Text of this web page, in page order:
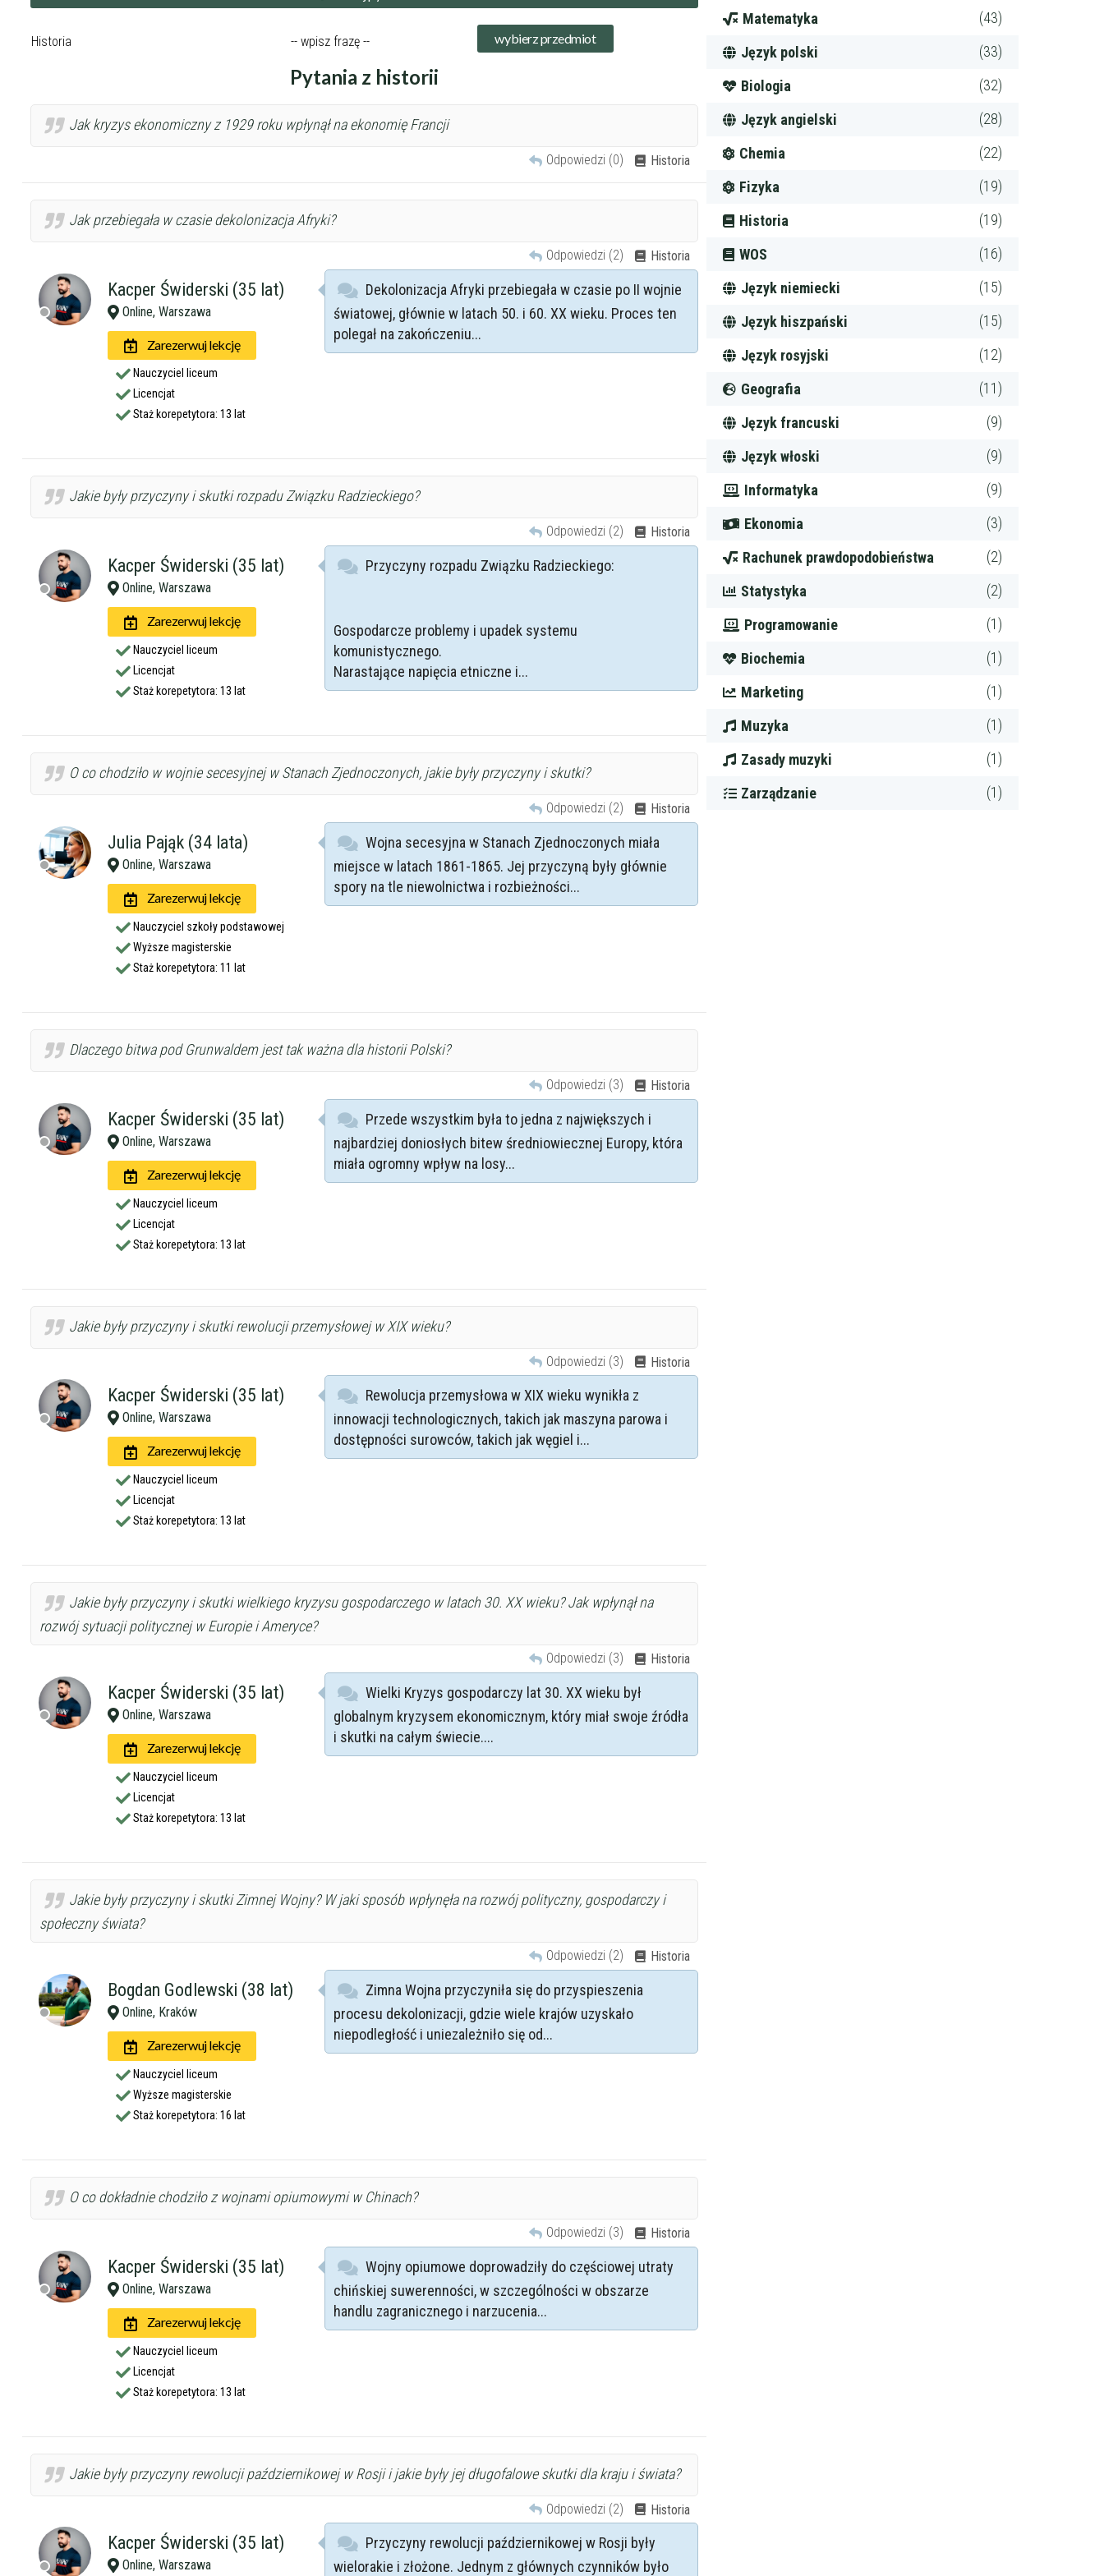
Filtry
zł/60min.
darmowa lekcja próbna
kalendarz korepetycji
prace pisemne (pomoc)
Staż korepetytora
Wiek korepetytora
Płeć korepetytora
Pytania z historii
Jak kryzys ekonomiczny z 1929 roku wpłynął na ekonomię Francji
Odpowiedzi (0) Historia
Jak przebiegała w czasie dekolonizacja Afryki?
Odpowiedzi (2) Historia
Kacper Świderski (35 lat)
Online, Warszawa
Zarezerwuj lekcję
Nauczyciel liceum
Licencjat
Staż korepetytora: 13 lat
Dekolonizacja Afryki przebiegała w czasie po II wojnie
światowej, głównie w latach 50. i 60. XX wieku. Proces ten
polegał na zakończeniu...
Jakie były przyczyny i skutki rozpadu Związku Radzieckiego?
Odpowiedzi (2) Historia
Kacper Świderski (35 lat)
Online, Warszawa
Zarezerwuj lekcję
Nauczyciel liceum
Licencjat
Staż korepetytora: 13 lat
Przyczyny rozpadu Związku Radzieckiego:
Gospodarcze problemy i upadek systemu
komunistycznego.
Narastające napięcia etniczne i...
O co chodziło w wojnie secesyjnej w Stanach Zjednoczonych, jakie były przyczyny i skutki?
Odpowiedzi (2) Historia
Julia Pająk (34 lata)
Online, Warszawa
Zarezerwuj lekcję
Nauczyciel szkoły podstawowej
Wyższe magisterskie
Staż korepetytora: 11 lat
Wojna secesyjna w Stanach Zjednoczonych miała
miejsce w latach 1861-1865. Jej przyczyną były głównie
spory na tle niewolnictwa i rozbieżności...
Dlaczego bitwa pod Grunwaldem jest tak ważna dla historii Polski?
Odpowiedzi (3) Historia
Kacper Świderski (35 lat)
Online, Warszawa
Zarezerwuj lekcję
Nauczyciel liceum
Licencjat
Staż korepetytora: 13 lat
Przede wszystkim była to jedna z największych i
najbardziej doniosłych bitew średniowiecznej Europy, która
miała ogromny wpływ na losy...
Jakie były przyczyny i skutki rewolucji przemysłowej w XIX wieku?
Odpowiedzi (3) Historia
Kacper Świderski (35 lat)
Online, Warszawa
Zarezerwuj lekcję
Nauczyciel liceum
Licencjat
Staż korepetytora: 13 lat
Rewolucja przemysłowa w XIX wieku wynikła z
innowacji technologicznych, takich jak maszyna parowa i
dostępności surowców, takich jak węgiel i...
Jakie były przyczyny i skutki wielkiego kryzysu gospodarczego w latach 30. XX wieku? Jak wpłynął na
rozwój sytuacji politycznej w Europie i Ameryce?
Odpowiedzi (3) Historia
Kacper Świderski (35 lat)
Online, Warszawa
Zarezerwuj lekcję
Nauczyciel liceum
Licencjat
Staż korepetytora: 13 lat
Wielki Kryzys gospodarczy lat 30. XX wieku był
globalnym kryzysem ekonomicznym, który miał swoje źródła
i skutki na całym świecie....
Jakie były przyczyny i skutki Zimnej Wojny? W jaki sposób wpłynęła na rozwój polityczny, gospodarczy i
społeczny świata?
Odpowiedzi (2) Historia
Bogdan Godlewski (38 lat)
Online, Kraków
Zarezerwuj lekcję
Nauczyciel liceum
Wyższe magisterskie
Staż korepetytora: 16 lat
Zimna Wojna przyczyniła się do przyspieszenia
procesu dekolonizacji, gdzie wiele krajów uzyskało
niepodległość i uniezależniło się od...
O co dokładnie chodziło z wojnami opiumowymi w Chinach?
Odpowiedzi (3) Historia
Kacper Świderski (35 lat)
Online, Warszawa
Zarezerwuj lekcję
Nauczyciel liceum
Licencjat
Staż korepetytora: 13 lat
Wojny opiumowe doprowadziły do częściowej utraty
chińskiej suwerenności, w szczególności w obszarze
handlu zagranicznego i narzucenia...
Jakie były przyczyny rewolucji październikowej w Rosji i jakie były jej długofalowe skutki dla kraju i świata?
Odpowiedzi (2) Historia
Kacper Świderski (35 lat)
Online, Warszawa
Przyczyny rewolucji październikowej w Rosji były
wielorakie i złożone. Jednym z głównych czynników było
Matematyka (43)
Język polski (33)
Biologia (32)
Język angielski (28)
Chemia (22)
Fizyka (19)
Historia (19)
WOS (16)
Język niemiecki (15)
Język hiszpański (15)
Język rosyjski (12)
Geografia (11)
Język francuski (9)
Język włoski (9)
Informatyka (9)
Ekonomia (3)
Rachunek prawdopodobieństwa (2)
Statystyka (2)
Programowanie (1)
Biochemia (1)
Marketing (1)
Muzyka (1)
Zasady muzyki (1)
Zarządzanie (1)